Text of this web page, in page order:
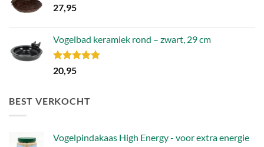
27,95
Vogelbad keramiek rond – zwart, 29 cm
Gewaardeerd
5.00
20,95
BEST VERKOCHT
Vogelpindakaas High Energy - voor extra energie